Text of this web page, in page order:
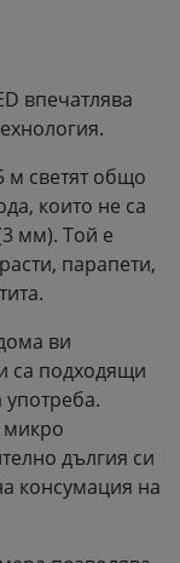
впечатлява
м светят общо
които не са
мм). Той е
парапети,
ви
са подходящи
микро
дългия си
консумация на